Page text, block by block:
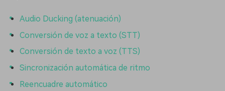
Audio Ducking (atenuación)
Conversión de voz a texto (STT)
Conversión de texto a voz (TTS)
Sincronización automática de ritmo
Reencuadre automático